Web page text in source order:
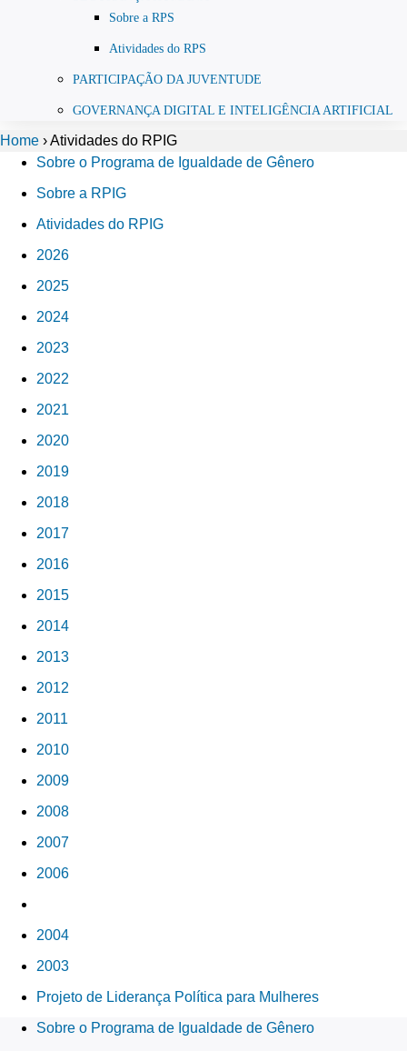
Sobre a RPS
Atividades do RPS
PARTICIPAÇÃO DA JUVENTUDE
GOVERNANÇA DIGITAL E INTELIGÊNCIA ARTIFICIAL
Home ›Atividades do RPIG
Sobre o Programa de Igualdade de Gênero
Sobre a RPIG
Atividades do RPIG
2026
2025
2024
2023
2022
2021
2020
2019
2018
2017
2016
2015
2014
2013
2012
2011
2010
2009
2008
2007
2006
2004
2003
Projeto de Liderança Política para Mulheres
Sobre o Programa de Igualdade de Gênero